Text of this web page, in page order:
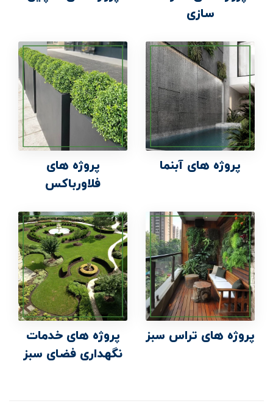
سازی
پروژه های آبنما
پروژه های
فلاورباکس
پروژه های تراس سبز
پروژه های خدمات
نگهداری فضای سبز